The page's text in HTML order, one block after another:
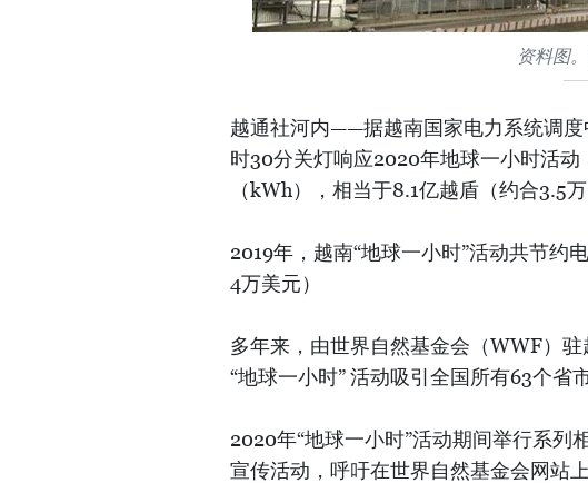
资料图
越通社河内——据越南国家电力系统调
时30分关灯响应2020年地球一小时活
（kWh），相当于8.1亿越盾（约合3.5万
2019年，越南“地球一小时”活动共节约
4万美元）
多年来，由世界自然基金会（WWF）
“地球一小时” 活动吸引全国所有63个省
2020年“地球一小时”活动期间举行系列
宣传活动，呼吁在世界自然基金会网站